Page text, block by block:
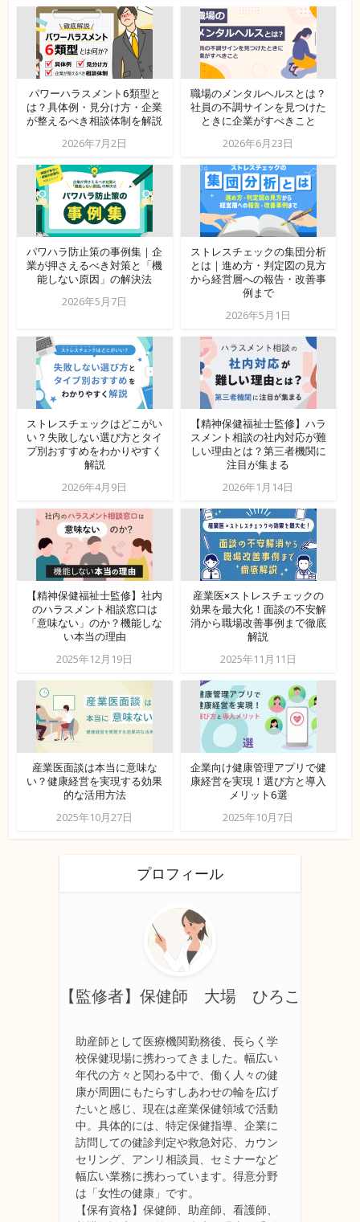
パワーハラスメント6類型と
は？具体例・見分け方・企業
が整えるべき相談体制を解説
2026年7月2日
職場のメンタルヘルスとは？
社員の不調サインを見つけた
ときに企業がすべきこと
2026年6月23日
パワハラ防止策の事例集｜企
業が押さえるべき対策と「機
能しない原因」の解決法
2026年5月7日
ストレスチェックの集団分析
とは｜進め方・判定図の見方
から経営層への報告・改善事
例まで
2026年5月1日
ストレスチェックはどこがい
い？失敗しない選び方とタイ
プ別おすすめをわかりやすく
解説
2026年4月9日
【精神保健福祉士監修】ハラ
スメント相談の社内対応が難
しい理由とは？第三者機関に
注目が集まる
2026年1月14日
【精神保健福祉士監修】社内
のハラスメント相談窓口は
「意味ない」のか？機能しな
い本当の理由
2025年12月19日
産業医×ストレスチェックの
効果を最大化！面談の不安解
消から職場改善事例まで徹底
解説
2025年11月11日
産業医面談は本当に意味な
い？健康経営を実現する効果
的な活用方法
2025年10月27日
企業向け健康管理アプリで健
康経営を実現！選び方と導入
メリット6選
2025年10月7日
プロフィール
【監修者】保健師 大場 ひろこ
助産師として医療機関勤務後、長らく学
校保健現場に携わってきました。幅広い
年代の方々と関わる中で、働く人々の健
康が周囲にもたらすしあわせの輪を広げ
たいと感じ、現在は産業保健領域で活動
中。具体的には、特定保健指導、企業に
訪問しての健診判定や救急対応、カウン
セリング、アンリ相談員、セミナーなど
幅広い業務に携わっています。得意分野
は「女性の健康」です。
【保有資格】保健師、助産師、看護師、